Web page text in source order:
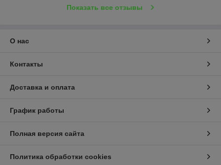
Показать все отзывы
О нас
Контакты
Доставка и оплата
График работы
Полная версия сайта
Политика обработки cookies